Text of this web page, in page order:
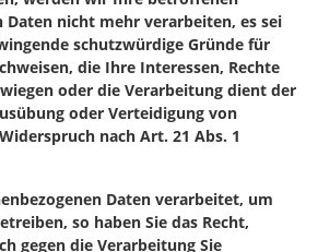
Daten nicht mehr verarbeiten, es sei
schutzwürdige Gründe für
die Ihre Interessen, Rechte
oder die Verarbeitung dient der
oder Verteidigung von
nach Art. 21 Abs. 1
Daten verarbeitet, um
so haben Sie das Recht,
gegen die Verarbeitung Sie